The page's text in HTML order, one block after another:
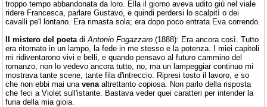
troppo tempo abbandonata da loro. Ella il giorno aveva udito giù nel viale
ridere Francesca, parlare Gustavo, e quindi perdersi lo scalpitì o dei
cavalli pe'l lontano. Era rimasta sola; era dopo poco entrata Eva correndo.
Il mistero del poeta di Antonio Fogazzaro (1888): Era ancora così. Tutto
era ritornato in un lampo, la fede in me stesso e la potenza. I miei capitoli
mi ridiventarono vivi e belli, e quando pensavo al futuro cammino del
romanzo, non lo vedevo ancora tutto, no, ma un lampeggiar continuo mi
mostrava tante scene, tante fila d'intreccio. Ripresi tosto il lavoro, e so
che non ebbi mai una vena altrettanto copiosa. Non parlo della risposta
che feci a Violet sull'istante. Bastava veder quei caratteri per intender la
furia della mia gioia.